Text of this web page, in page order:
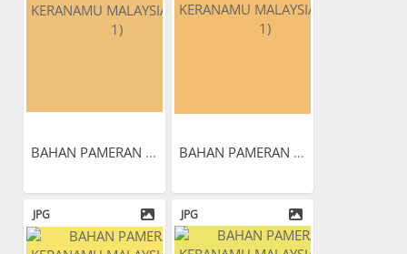
BAHAN PAMERAN KERANAMU... BAHAN PAMERAN KERANAMU...
JPG JPG